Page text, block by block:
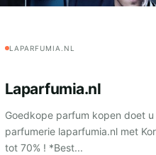
LAPARFUMIA.NL
Laparfumia.nl
Goedkope parfum kopen doet
parfumerie laparfumia.nl met
tot 70% ! *Best...